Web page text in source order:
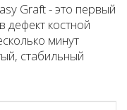
Graft - это первый
дефект костной
минут
стабильный